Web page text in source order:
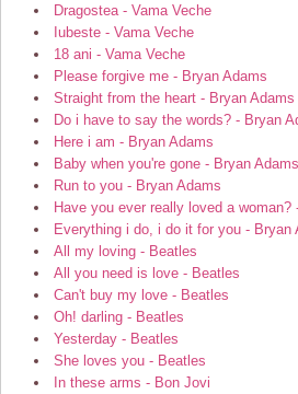
Dragostea - Vama Veche
Iubeste - Vama Veche
18 ani - Vama Veche
Please forgive me - Bryan Adams
Straight from the heart - Bryan Adams
Do i have to say the words? - Bryan
Here i am - Bryan Adams
Baby when you're gone - Bryan Adams
Run to you - Bryan Adams
Have you ever really loved a woman?
Everything i do, i do it for you - Bryan
All my loving - Beatles
All you need is love - Beatles
Can't buy my love - Beatles
Oh! darling - Beatles
Yesterday - Beatles
She loves you - Beatles
In these arms - Bon Jovi